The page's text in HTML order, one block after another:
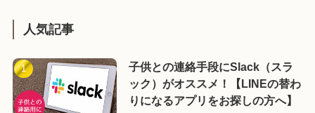
人気記事
子供との連絡手段にSlack（スラ
ック）がオススメ！【LINEの替わ
りになるアプリをお探しの方へ】